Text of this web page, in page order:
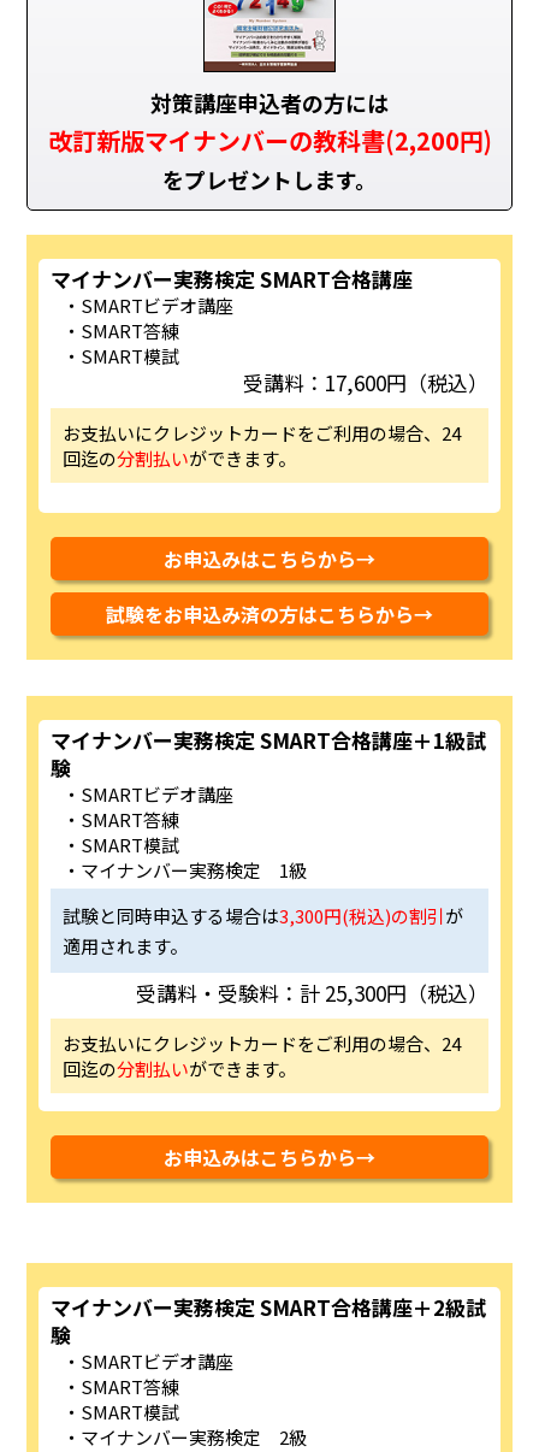
対策講座申込者の方には
改訂新版マイナンバーの教科書(2,200円)
をプレゼントします。
マイナンバー実務検定 SMART合格講座
SMARTビデオ講座
SMART答練
SMART模試
受講料：17,600円（税込）
お支払いにクレジットカードをご利用の場合、24
回迄の分割払いができます。
お申込みはこちらから→
試験をお申込み済の方はこちらから→
マイナンバー実務検定 SMART合格講座＋1級試
験
SMARTビデオ講座
SMART答練
SMART模試
マイナンバー実務検定 1級
試験と同時申込する場合は3,300円(税込)の割引が
適用されます。
受講料・受験料：計 25,300円（税込）
お支払いにクレジットカードをご利用の場合、24
回迄の分割払いができます。
お申込みはこちらから→
マイナンバー実務検定 SMART合格講座＋2級試
験
SMARTビデオ講座
SMART答練
SMART模試
マイナンバー実務検定 2級